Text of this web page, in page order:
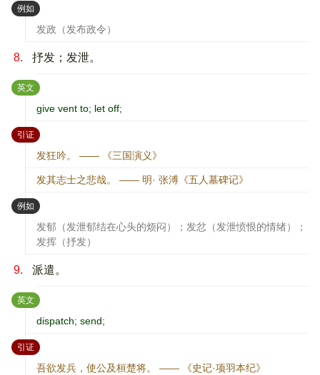
例如 ：
发政（发布政令）
8. 抒发；发泄。
英文 ：
give vent to; let off;
引证：
发狂吟。 —— 《三国演义》
发其志士之悲哉。 —— 明· 张溥《五人墓碑记》
例如 ：
发郁（发泄郁结在心头的烦闷）；发忿（发泄愤恨的情绪）；
发挥（抒发）
9. 派遣。
英文 ：
dispatch; send;
引证：
吾欲发兵，使公及桓楚将。 —— 《史记·项羽本纪》